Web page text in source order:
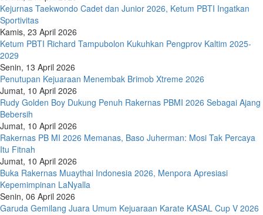
Kejurnas Taekwondo Cadet dan Junior 2026, Ketum PBTI Ingatkan
Sportivitas
Kamis, 23 April 2026
Ketum PBTI Richard Tampubolon Kukuhkan Pengprov Kaltim 2025-
2029
Senin, 13 April 2026
Penutupan Kejuaraan Menembak Brimob Xtreme 2026
Jumat, 10 April 2026
Rudy Golden Boy Dukung Penuh Rakernas PBMI 2026 Sebagai Ajang
Bebersih
Jumat, 10 April 2026
Rakernas PB MI 2026 Memanas, Baso Juherman: Mosi Tak Percaya
Itu Fitnah
Jumat, 10 April 2026
Buka Rakernas Muaythai Indonesia 2026, Menpora Apresiasi
Kepemimpinan LaNyalla
Senin, 06 April 2026
Garuda Gemilang Juara Umum Kejuaraan Karate KASAL Cup V 2026